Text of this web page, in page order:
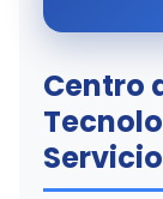
Centro